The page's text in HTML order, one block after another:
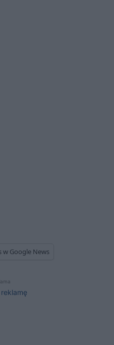
w Google News